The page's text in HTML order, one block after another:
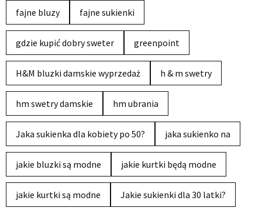
fajne bluzy fajne sukienki
gdzie kupić dobry sweter greenpoint
H&M bluzki damskie wyprzedaż h & m swetry
hm swetry damskie hm ubrania
Jaka sukienka dla kobiety po 50? jaka sukienko na
jakie bluzki są modne jakie kurtki będą modne
jakie kurtki są modne Jakie sukienki dla 30 latki?